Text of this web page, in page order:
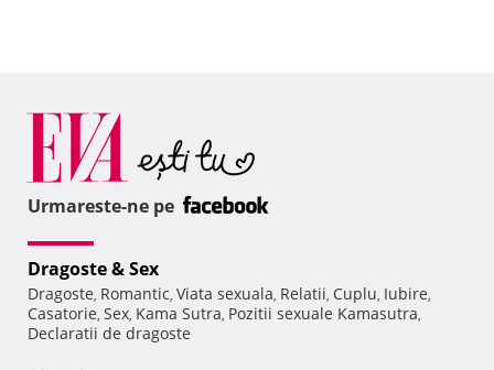
Urmareste-ne pe
Dragoste & Sex
Dragoste, Romantic, Viata sexuala, Relatii, Cuplu, Iubire,
Casatorie, Sex, Kama Sutra, Pozitii sexuale Kamasutra,
Declaratii de dragoste